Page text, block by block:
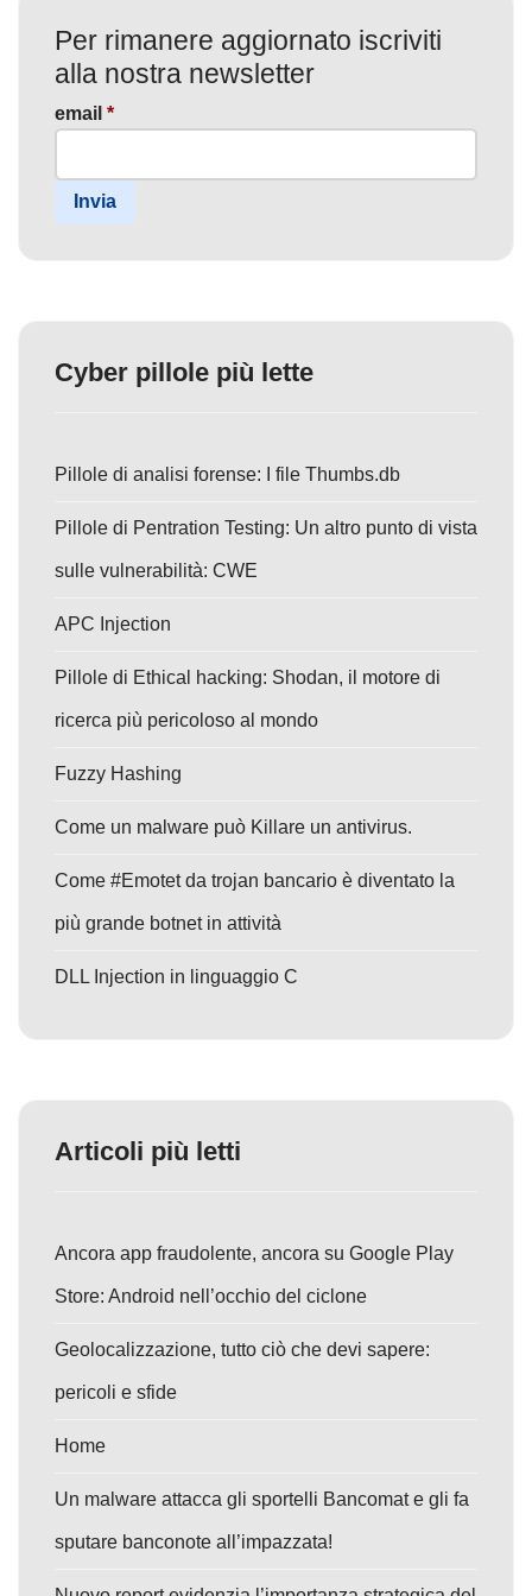
Per rimanere aggiornato iscriviti
alla nostra newsletter
email *
Invia
Cyber pillole più lette
Pillole di analisi forense: I file Thumbs.db
Pillole di Pentration Testing: Un altro punto di vista
sulle vulnerabilità: CWE
APC Injection
Pillole di Ethical hacking: Shodan, il motore di
ricerca più pericoloso al mondo
Fuzzy Hashing
Come un malware può Killare un antivirus.
Come #Emotet da trojan bancario è diventato la
più grande botnet in attività
DLL Injection in linguaggio C
Articoli più letti
Ancora app fraudolente, ancora su Google Play
Store: Android nell’occhio del ciclone
Geolocalizzazione, tutto ciò che devi sapere:
pericoli e sfide
Home
Un malware attacca gli sportelli Bancomat e gli fa
sputare banconote all’impazzata!